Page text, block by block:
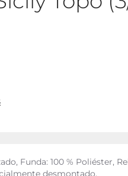
Funda: 100 % Poliéster,
desmontado,